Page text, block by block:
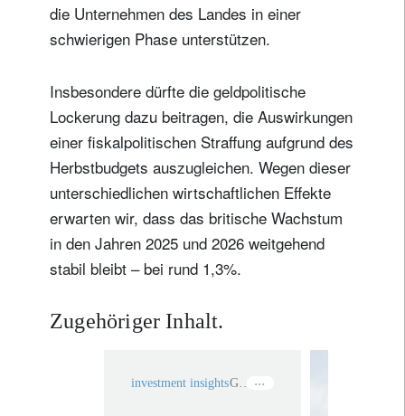
die Unternehmen des Landes in einer
schwierigen Phase unterstützen.
Insbesondere dürfte die geldpolitische
Lockerung dazu beitragen, die Auswirkungen
einer fiskalpolitischen Straffung aufgrund des
Herbstbudgets auszugleichen. Wegen dieser
unterschiedlichen wirtschaftlichen Effekte
erwarten wir, dass das britische Wachstum
in den Jahren 2025 und 2026 weitgehend
stabil bleibt – bei rund 1,3%.
Zugehöriger Inhalt.
investment insights